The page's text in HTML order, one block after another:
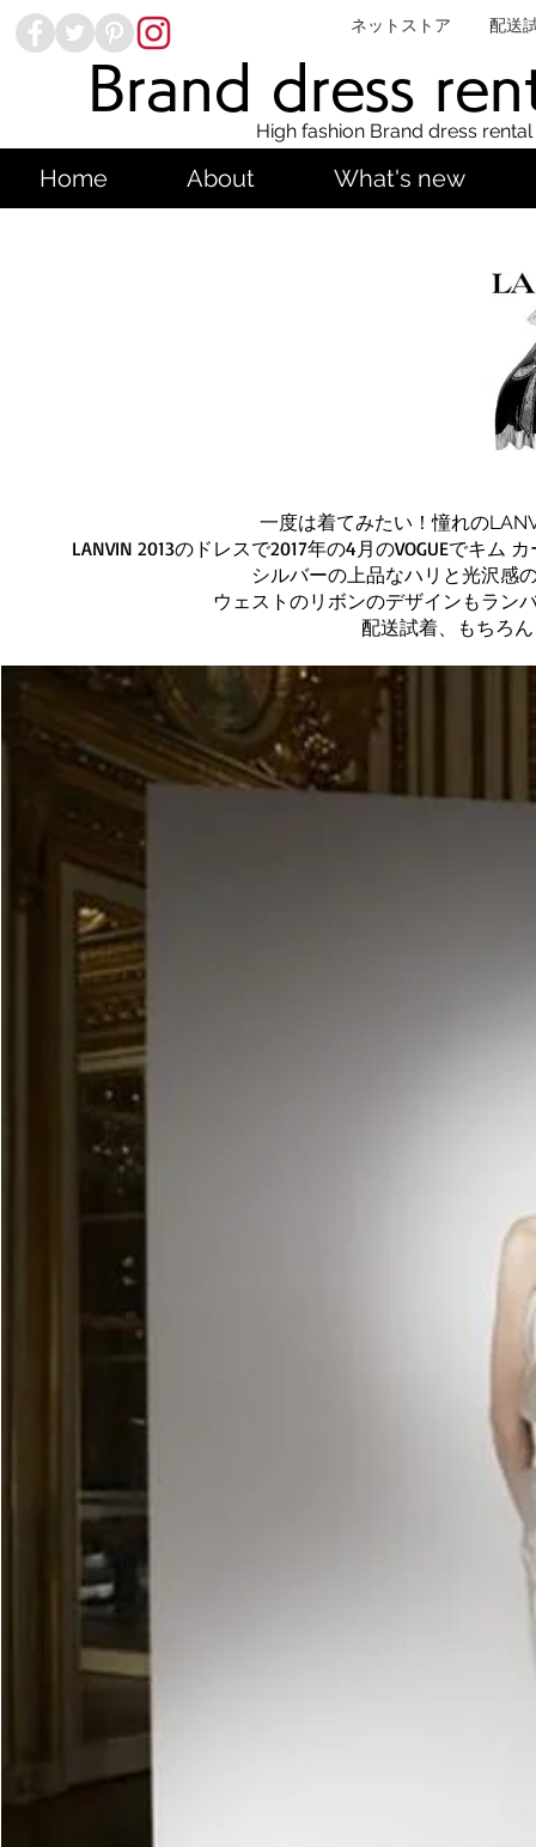
ネットストア 配送
Brand dress
High fashion Brand dress
Home About What's new
一度は着てみたい！憧れの
LANVIN 2013のドレスで2017年の4月のVOGUEでキ
シルバーの上品なハリと光沢感
ウェストのリボンのデザインもラン
配送試着、もちろ